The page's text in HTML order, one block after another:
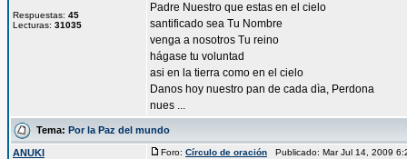
Respuestas: 45
Lecturas: 31035
Padre Nuestro que estas en el cielo
santificado sea Tu Nombre
venga a nosotros Tu reino
hágase tu voluntad
asi en la tierra como en el cielo
Danos hoy nuestro pan de cada dìa, Perdona
nues ...
Tema: Por la Paz del mundo
ANUKI Foro: Círculo de oración Publicado: Mar Jul 14, 2009